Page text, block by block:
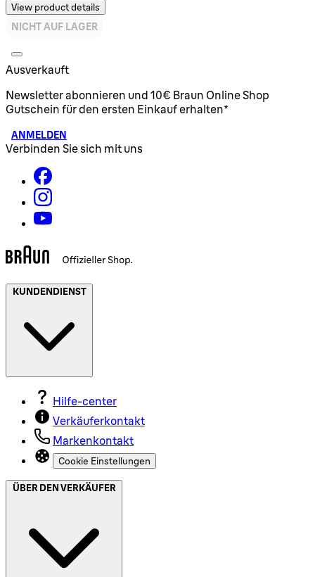
View product details
NICHT AUF LAGER
Ausverkauft
Newsletter abonnieren und 10€ Braun Online Shop
Gutschein für den ersten Einkauf erhalten*
ANMELDEN
Verbinden Sie sich mit uns
KUNDENDIENST
Hilfe-center
Verkäuferkontakt
Markenkontakt
Cookie Einstellungen
ÜBER DEN VERKÄUFER